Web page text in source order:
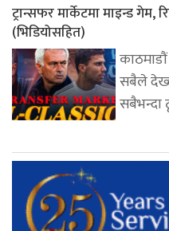
ट्रान्सफर मार्केटमा माइन्ड
(भिडियोसहित)
सबैले
सबैभन्दा